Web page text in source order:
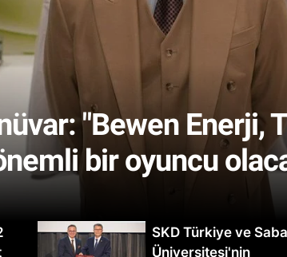
"Bewen
bir oyuncu
SKD Türkiye ve
Üniversitesi'nin